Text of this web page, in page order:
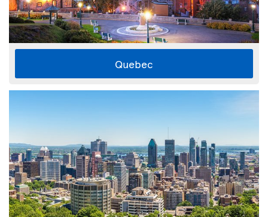
Quebec